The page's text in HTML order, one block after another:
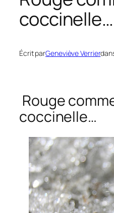
coccinelle…
Écrit parGeneviève Verrier
Rouge
coccinelle…